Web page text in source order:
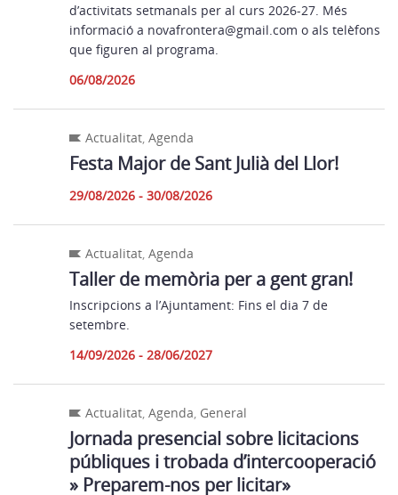
d’activitats setmanals per al curs 2026-27. Més
informació a novafrontera@gmail.com o als telèfons
que figuren al programa.
06/08/2026
Actualitat,Agenda
Festa Major de Sant Julià del Llor!
29/08/2026 - 30/08/2026
Actualitat,Agenda
Taller de memòria per a gent gran!
Inscripcions a l’Ajuntament: Fins el dia 7 de
setembre.
14/09/2026 - 28/06/2027
Actualitat,Agenda, General
Jornada presencial sobre licitacions
públiques i trobada d’intercooperació
» Preparem-nos per licitar»